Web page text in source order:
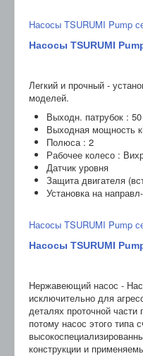
Насосы TSURUMI Pump
Насосы TSURUMI
Легкий и прочный -
моделей.
Выходн. патрубок : 50
Выходная мощность
Полюса : 2
Рабочее колесо :
Датчик уровня
Защита двигателя
Установка на
Насосы TSURUMI Pump
Насосы TSURUMI
Нержавеющий насос -
исключительно для
деталях проточной части
потому насос этого типа
конструкции и